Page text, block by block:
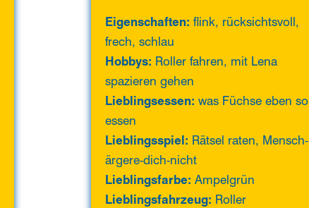
Eigenschaften: flink, rücksichtsvoll,
frech, schlau
Hobbys: Roller fahren, mit Lena
spazieren gehen
Lieblingsessen: was Füchse eben so
essen
Lieblingsspiel: Rätsel raten, Mensch-
ärgere-dich-nicht
Lieblingsfarbe: Ampelgrün
Lieblingsfahrzeug: Roller